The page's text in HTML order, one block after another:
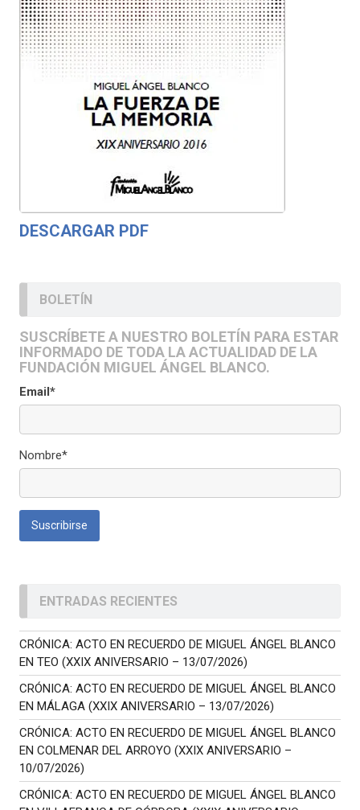
DESCARGAR PDF
BOLETÍN
SUSCRÍBETE A NUESTRO BOLETÍN PARA ESTAR
INFORMADO DE TODA LA ACTUALIDAD DE LA
FUNDACIÓN MIGUEL ÁNGEL BLANCO.
Email*
Nombre*
ENTRADAS RECIENTES
CRÓNICA: ACTO EN RECUERDO DE MIGUEL ÁNGEL BLANCO
EN TEO (XXIX ANIVERSARIO – 13/07/2026)
CRÓNICA: ACTO EN RECUERDO DE MIGUEL ÁNGEL BLANCO
EN MÁLAGA (XXIX ANIVERSARIO – 13/07/2026)
CRÓNICA: ACTO EN RECUERDO DE MIGUEL ÁNGEL BLANCO
EN COLMENAR DEL ARROYO (XXIX ANIVERSARIO –
10/07/2026)
CRÓNICA: ACTO EN RECUERDO DE MIGUEL ÁNGEL BLANCO